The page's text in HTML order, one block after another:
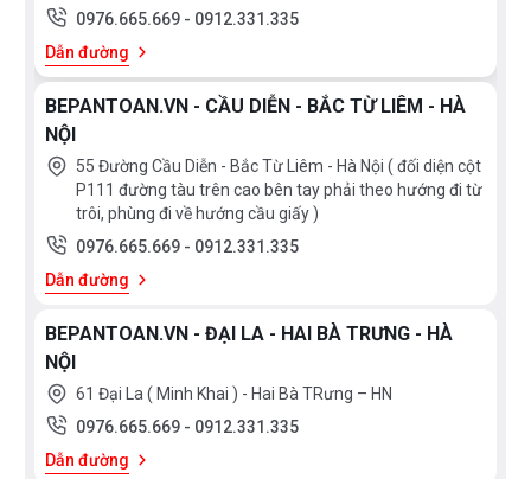
0976.665.669 - 0912.331.335
Dẫn đường
BEPANTOAN.VN - CẦU DIỄN - BẮC TỪ LIÊM - HÀ
NỘI
55 Đường Cầu Diễn - Bắc Từ Liêm - Hà Nội ( đối diện cột
P111 đường tàu trên cao bên tay phải theo hướng đi từ
trôi, phùng đi về hướng cầu giấy )
0976.665.669 - 0912.331.335
Dẫn đường
BEPANTOAN.VN - ĐẠI LA - HAI BÀ TRƯNG - HÀ
NỘI
61 Đại La ( Minh Khai ) - Hai Bà TRưng – HN
0976.665.669 - 0912.331.335
Dẫn đường